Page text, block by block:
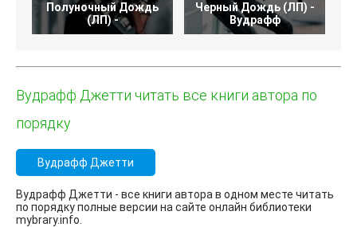
Полуночный Дождь
(ЛП) -
Черный Дождь (ЛП) -
Вудрафф
Вудрафф Джетти читать все книги автора по
порядку
Вудрафф Джетти
Вудрафф Джетти - все книги автора в одном месте читать
по порядку полные версии на сайте онлайн библиотеки
mybrary.info.